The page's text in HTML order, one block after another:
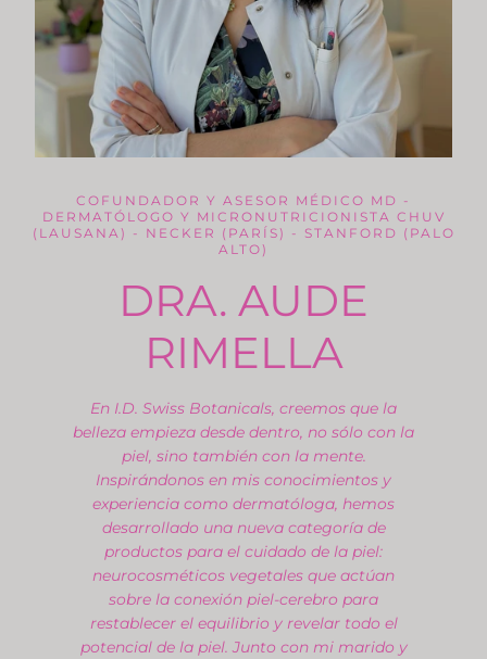
COFUNDADOR Y ASESOR MÉDICO MD -
DERMATÓLOGO Y MICRONUTRICIONISTA CHUV
(LAUSANA) - NECKER (PARÍS) - STANFORD (PALO
ALTO)
DRA. AUDE
RIMELLA
En I.D. Swiss Botanicals, creemos que la
belleza empieza desde dentro, no sólo con la
piel, sino también con la mente.
Inspirándonos en mis conocimientos y
experiencia como dermatóloga, hemos
desarrollado una nueva categoría de
productos para el cuidado de la piel:
neurocosméticos vegetales que actúan
sobre la conexión piel-cerebro para
restablecer el equilibrio y revelar todo el
potencial de la piel. Junto con mi marido y